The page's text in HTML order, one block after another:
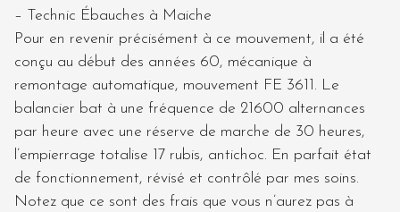
– Technic Ébauches à Maiche
Pour en revenir précisément à ce mouvement, il a été
conçu au début des années 60, mécanique à
remontage automatique, mouvement FE 3611. Le
balancier bat à une fréquence de 21600 alternances
par heure avec une réserve de marche de 30 heures,
l’empierrage totalise 17 rubis, antichoc. En parfait état
de fonctionnement, révisé et contrôlé par mes soins.
Notez que ce sont des frais que vous n’aurez pas à